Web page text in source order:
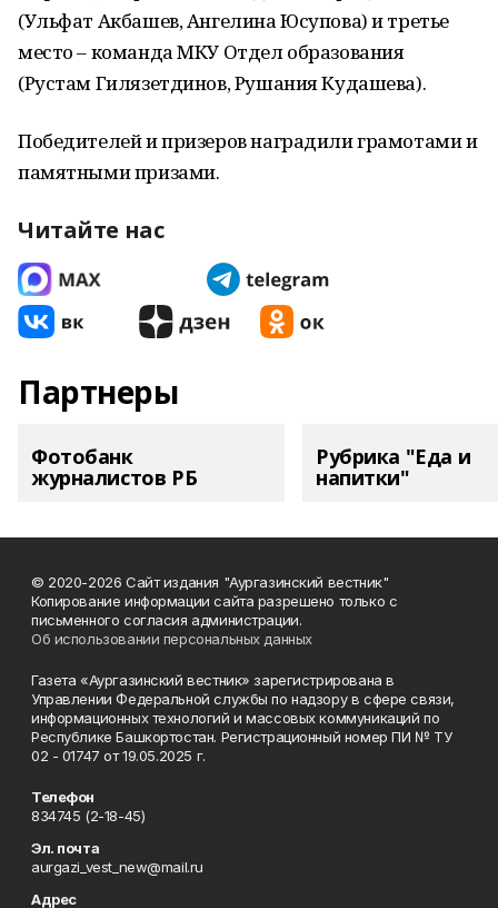
(Ульфат Акбашев, Ангелина Юсупова) и третье
место – команда МКУ Отдел образования
(Рустам Гилязетдинов, Рушания Кудашева).
Победителей и призеров наградили грамотами и
памятными призами.
Читайте нас
Партнеры
Фотобанк
журналистов РБ
Рубрика "Еда и
напитки"
© 2020-2026 Сайт издания "Аургазинский вестник"
Копирование информации сайта разрешено только с
письменного согласия администрации.
Об использовании персональных данных
Газета «Аургазинский вестник» зарегистрирована в
Управлении Федеральной службы по надзору в сфере связи,
информационных технологий и массовых коммуникаций по
Республике Башкортостан. Регистрационный номер ПИ № ТУ
02 - 01747 от 19.05.2025 г.
Телефон
834745 (2-18-45)
Эл. почта
aurgazi_vest_new@mail.ru
Адрес